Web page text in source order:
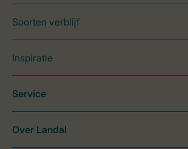
Soorten verblijf
Inspiratie
Service
Over Landal